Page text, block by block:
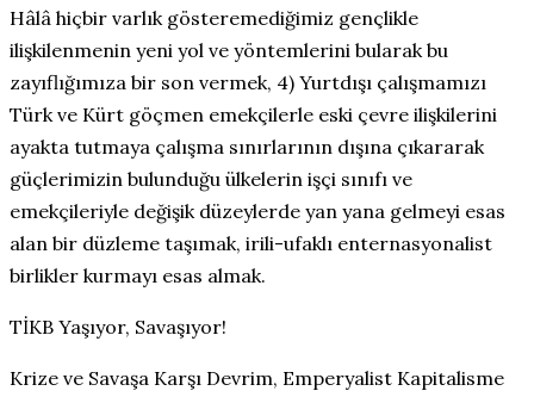
Hâlâ hiçbir varlık gösteremediğimiz gençlikle
ilişkilenmenin yeni yol ve yöntemlerini bularak bu
zayıflığımıza bir son vermek, 4) Yurtdışı çalışmamızı
Türk ve Kürt göçmen emekçilerle eski çevre ilişkilerini
ayakta tutmaya çalışma sınırlarının dışına çıkararak
güçlerimizin bulunduğu ülkelerin işçi sınıfı ve
emekçileriyle değişik düzeylerde yan yana gelmeyi esas
alan bir düzleme taşımak, irili-ufaklı enternasyonalist
birlikler kurmayı esas almak.
TİKB Yaşıyor, Savaşıyor!
Krize ve Savaşa Karşı Devrim, Emperyalist Kapitalisme